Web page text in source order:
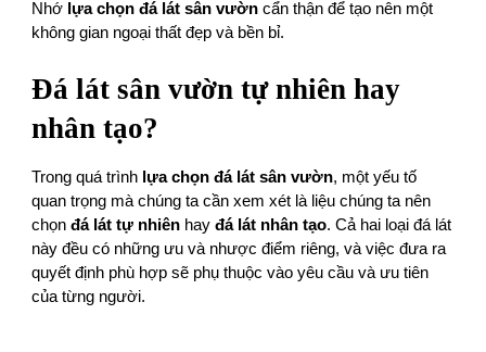
Nhớ lựa chọn đá lát sân vườn cẩn thận để tạo nên một
không gian ngoại thất đẹp và bền bỉ.
Đá lát sân vườn tự nhiên hay
nhân tạo?
Trong quá trình lựa chọn đá lát sân vườn, một yếu tố
quan trọng mà chúng ta cần xem xét là liệu chúng ta nên
chọnđá lát tự nhiên hayđá lát nhân tạo. Cả hai loại đá lát
này đều có những ưu và nhược điểm riêng, và việc đưa ra
quyết định phù hợp sẽ phụ thuộc vào yêu cầu và ưu tiên
của từng người.